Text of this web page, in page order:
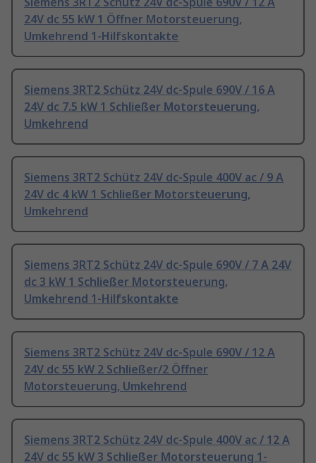
24V dc 55 kW 1 Öffner Motorsteuerung,
Umkehrend 1-Hilfskontakte
Siemens 3RT2 Schütz 24V dc-Spule 690V / 16 A
24V dc 7.5 kW 1 Schließer Motorsteuerung,
Umkehrend
Siemens 3RT2 Schütz 24V dc-Spule 400V ac / 9 A
24V dc 4 kW 1 Schließer Motorsteuerung,
Umkehrend
Siemens 3RT2 Schütz 24V dc-Spule 690V / 7 A 24V
dc 3 kW 1 Schließer Motorsteuerung,
Umkehrend 1-Hilfskontakte
Siemens 3RT2 Schütz 24V dc-Spule 690V / 12 A
24V dc 55 kW 2 Schließer/2 Öffner
Motorsteuerung, Umkehrend
Siemens 3RT2 Schütz 24V dc-Spule 400V ac / 12 A
24V dc 55 kW 3 Schließer Motorsteuerung 1-